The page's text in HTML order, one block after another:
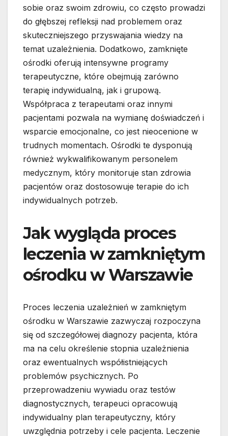
sobie oraz swoim zdrowiu, co często prowadzi
do głębszej refleksji nad problemem oraz
skuteczniejszego przyswajania wiedzy na
temat uzależnienia. Dodatkowo, zamknięte
ośrodki oferują intensywne programy
terapeutyczne, które obejmują zarówno
terapię indywidualną, jak i grupową.
Współpraca z terapeutami oraz innymi
pacjentami pozwala na wymianę doświadczeń i
wsparcie emocjonalne, co jest nieocenione w
trudnych momentach. Ośrodki te dysponują
również wykwalifikowanym personelem
medycznym, który monitoruje stan zdrowia
pacjentów oraz dostosowuje terapie do ich
indywidualnych potrzeb.
Jak wygląda proces
leczenia w zamkniętym
ośrodku w Warszawie
Proces leczenia uzależnień w zamkniętym
ośrodku w Warszawie zazwyczaj rozpoczyna
się od szczegółowej diagnozy pacjenta, która
ma na celu określenie stopnia uzależnienia
oraz ewentualnych współistniejących
problemów psychicznych. Po
przeprowadzeniu wywiadu oraz testów
diagnostycznych, terapeuci opracowują
indywidualny plan terapeutyczny, który
uwzględnia potrzeby i cele pacjenta. Leczenie